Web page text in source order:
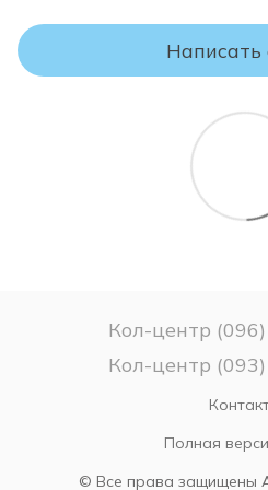
правильном использовании,
товара.
ВНИМАНИЕ!
модели и размера матраса
Если Вы не уверены в выборе
распаковывайте его, поскольку
упаковки матрас считается
использовании и ВОЗВРАТУ
Написать
Кол-центр
Кол-центр
Полная
© Все права защищены